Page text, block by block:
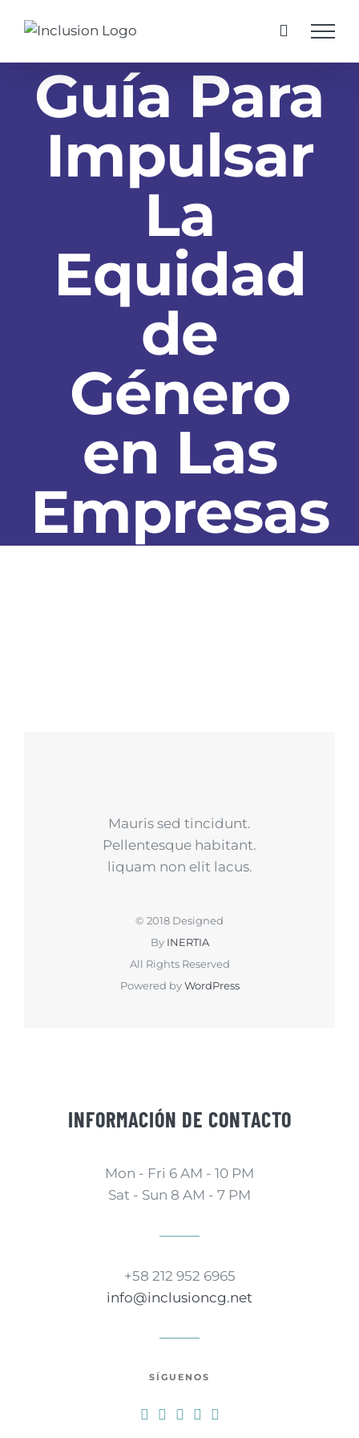
Guía Para
Impulsar
La
Equidad
de
Género
en Las
Empresas
Mauris sed tincidunt.
Pellentesque habitant.
liquam non elit lacus.
© 2018 Designed
By INERTIA
All Rights Reserved
Powered byWordPress
INFORMACIÓN DE CONTACTO
Mon - Fri 6 AM - 10 PM
Sat - Sun 8 AM - 7 PM
+58 212 952 6965
info@inclusioncg.net
SÍGUENOS